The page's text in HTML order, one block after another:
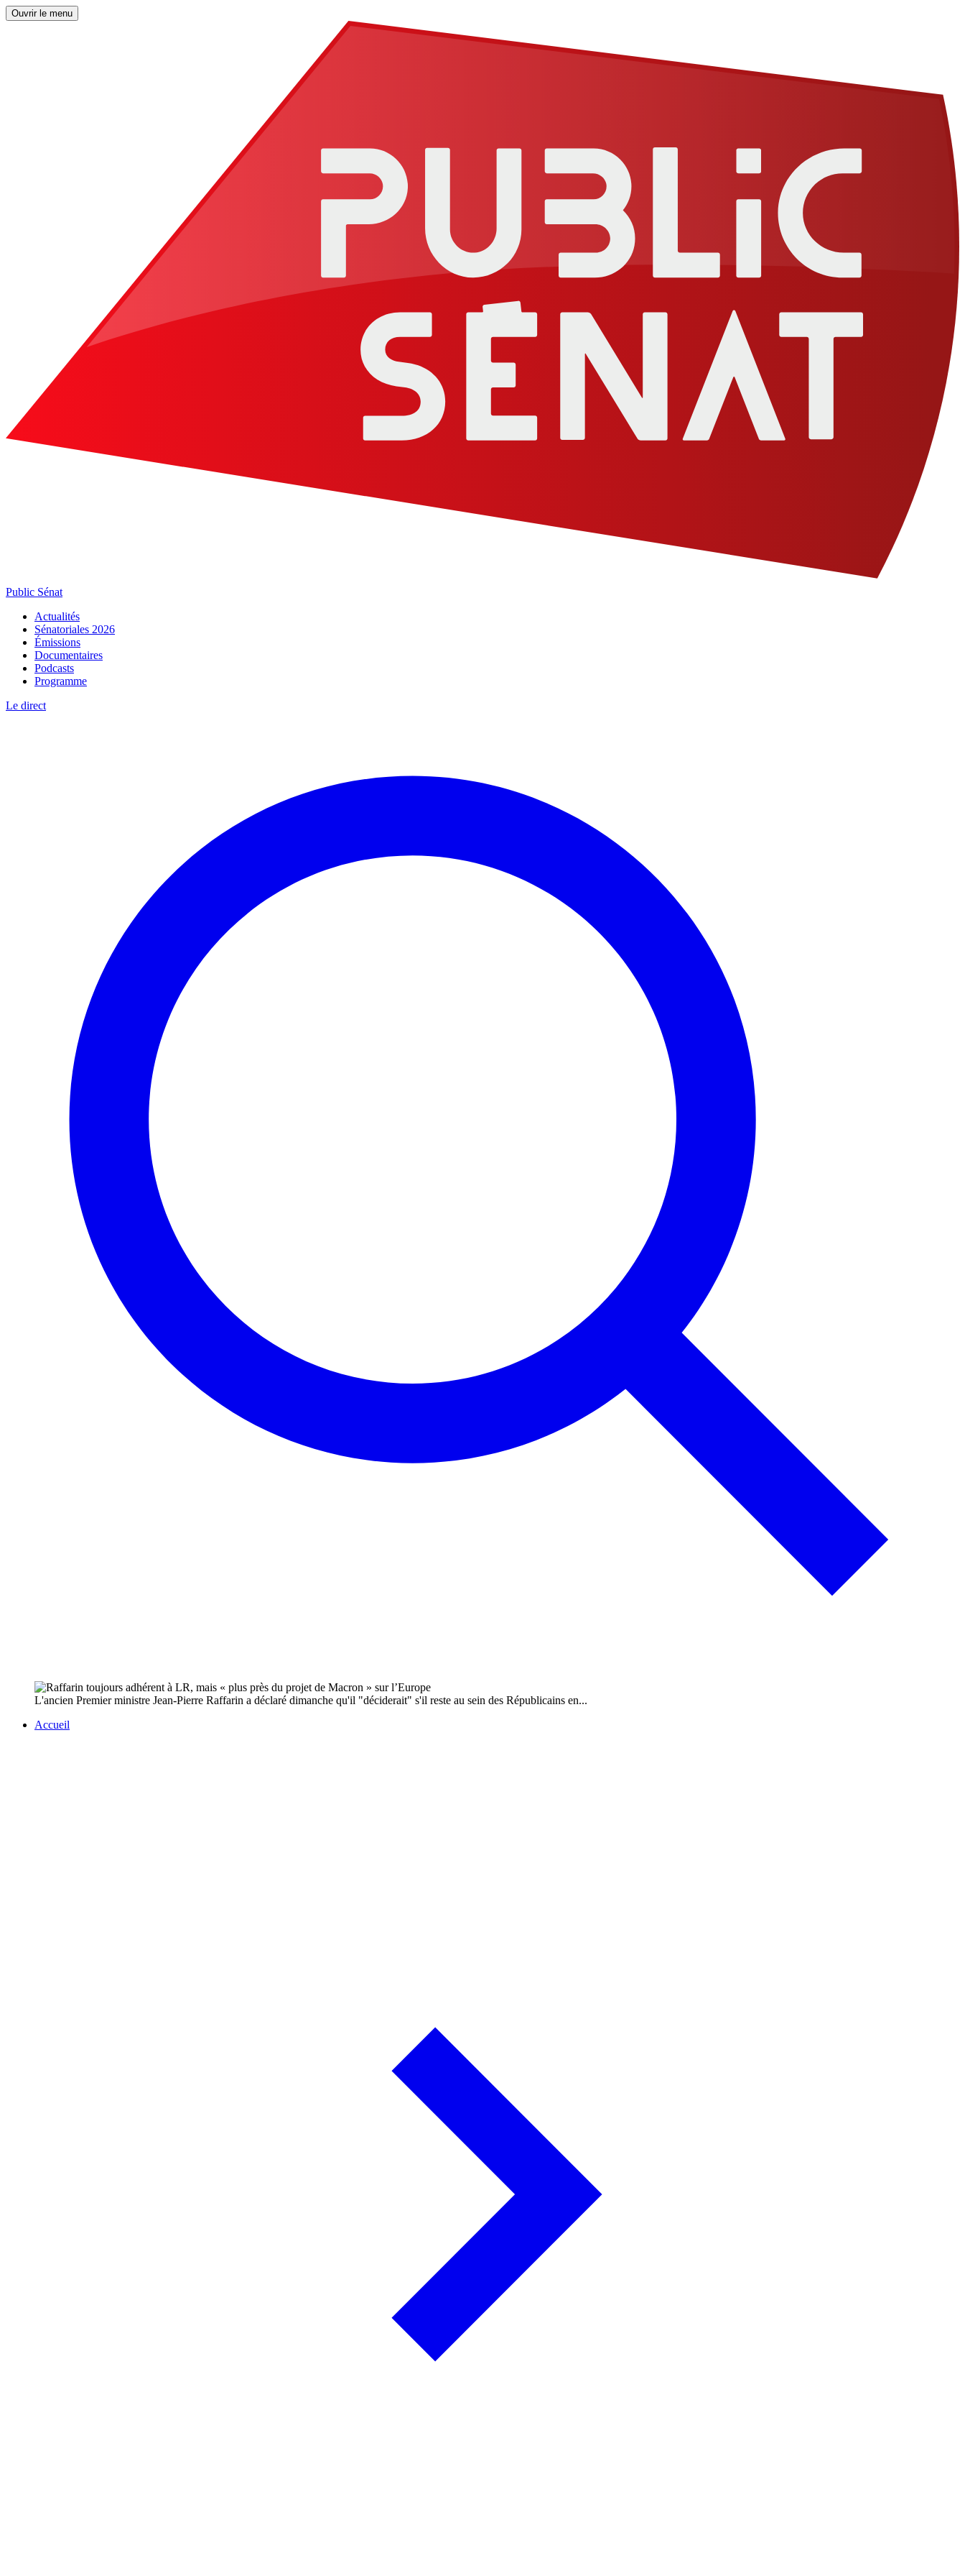
Ouvrir le menu
Public Sénat
Actualités
Sénatoriales 2026
Émissions
Documentaires
Podcasts
Programme
Le direct
L'ancien Premier ministre Jean-Pierre Raffarin a déclaré dimanche qu'il "déciderait" s'il reste au sein des Républicains en...
Accueil